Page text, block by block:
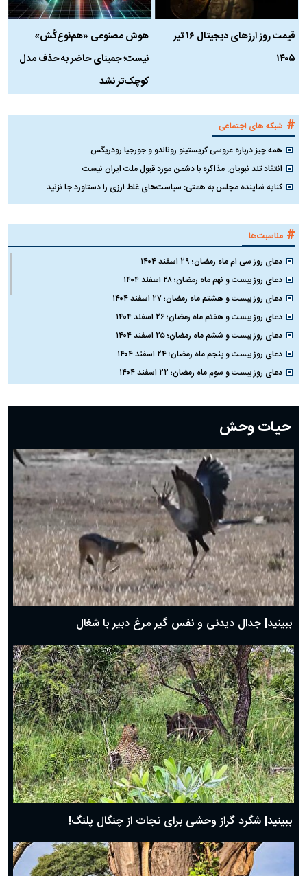
قیمت روز ارز‌های دیجیتال ۱۶ تیر
۱۴۰۵
هوش مصنوعی «هم‌نوع‌کُش»
نیست؛ جمینای حاضر به حذف مدل
کوچک‌تر نشد
# شبکه های اجتماعی
همه چیز درباره عروسی کریستینو رونالدو و جورجیا رودریگس
انتقاد تند نبویان: مذاکره با دشمن مورد قبول ملت ایران نیست
کنایه نماینده مجلس به همتی: سیاست‌های غلط ارزی را دستاورد جا نزنید
# مناسبت‌ها
دعای روز سی ام ماه رمضان؛ ۲۹ اسفند ۱۴۰۴
دعای روز بیست و نهم ماه رمضان؛ ۲۸ اسفند ۱۴۰۴
دعای روز بیست و هشتم ماه رمضان؛ ۲۷ اسفند ۱۴۰۴
دعای روز بیست و هفتم ماه رمضان؛ ۲۶ اسفند ۱۴۰۴
دعای روز بیست و ششم ماه رمضان؛ ۲۵ اسفند ۱۴۰۴
دعای روز بیست و پنجم ماه رمضان؛ ۲۴ اسفند ۱۴۰۴
دعای روز بیست و سوم ماه رمضان؛ ۲۲ اسفند ۱۴۰۴
دعای روز بیستم ماه رمضان؛ ۱۹ اسفند ۱۴۰۴
دعای روز هشتم ماه مبارک رمضان؛ ۷ اسفند ماه ۱۴۰۴
دعای روز هفتم ماه رمضان؛ ۶ اسفند ۱۴۰۴
دعای روز ششم ماه رمضان؛ ۵ اسفند ۱۴۰۴
دعای روز پنجم ماه رمضان؛ ۴ اسفند ۱۴۰۴
دعای روز چهارم ماه مبارک رمضان؛ ۳ اسفند ۱۴۰۴
دعای روز سوم ماه مبارک رمضان؛ ۱۴ اسفند ۱۴۰۴
دعای روز دوم ماه مبارک رمضان ۱ اسفند ماه ۱۴۰۴
دعای روز اول ماه مبارک رمضان، ۳۰ بهمن ۱۴۰۴
حضرت زینب(س) چگونه از دنیا رفت؟
بهترین پیامک تبریک روز پدر ۱۴۰۴؛ جملات زیبا و صمیمانه
حیات وحش
ببینید| جدال دیدنی و نفس گیر مرغ دبیر با شغال
ببینید| شگرد گراز وحشی برای نجات از چنگال پلنگ!